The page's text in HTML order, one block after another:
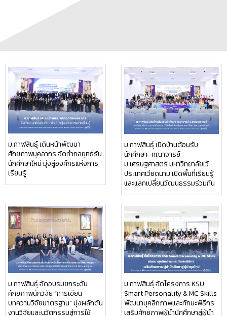
ม.กาฬสินธุ์ เดินหน้าพัฒนา
ศักยภาพบุคลากร จัดทำกลยุทธ์รับ
นักศึกษาใหม่ มุ่งสู่องค์กรแห่งการ
เรียนรู้
ม.กาฬสินธุ์ เปิดบ้านต้อนรับ
นักศึกษา–คณาจารย์
ม.เศรษฐศาสตร์ มหาวิทยาลัยเว้
ประเทศเวียดนาม เปิดพื้นที่เรียนรู้
และแลกเปลี่ยนวัฒนธรรมร่วมกัน
ม.กาฬสินธุ์ จัดอบรมยกระดับ
ศักยภาพนักวิจัย “การเขียน
บทความวิจัยมาตรฐาน” มุ่งผลักดัน
งานวิจัยและนวัตกรรมสู่การใช้
ม.กาฬสินธุ์ จัดโครงการ KSU
Smart Personality & MC Skills
พัฒนาบุคลิกภาพและทักษะพิธีกร
เสริมศักยภาพผู้นำนักศึกษาสู่ผู้นำ